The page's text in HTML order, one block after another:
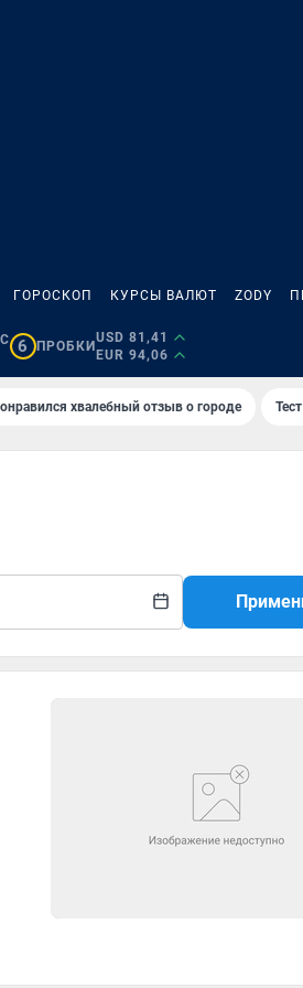
ГОРОСКОП КУРСЫ ВАЛЮТ ZODY
6 ПРОБКИ
USD 81,41
EUR 94,06
хвалебный отзыв о городе